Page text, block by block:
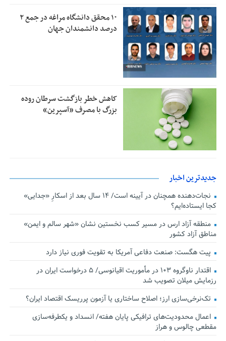
۱۰ محقق دانشگاه مراغه در جمع ۲
درصد دانشمندان جهان
کاهش خطر بازگشت سرطان روده
بزرگ با مصرف «آسپرین»
جدیدترین اخبار
نجات‌دهنده‌ همچنان در آیینه است/ ۱۴ سال بعد از اسکارِ «جدایی»
کجا ایستاده‌ایم؟
منطقه آزاد ارس در مسیر کسب نخستین نشان «شهر سالم و ایمن»
مناطق آزاد کشور
پیت هگست: صنعت دفاعی آمریکا به تقویت فوری نیاز دارد
اقتدار ناوگروه ۱۰۳ در مأموریت‌ اقیانوسی/ ۵ درخواست ایران در
رزمایش میلان تصویب شد
تک‌نرخی‌سازی ارز؛ اصلاح ساختاری یا آزمون پرریسک اقتصاد ایران؟
اعمال محدودیت‌های ترافیکی پایان هفته/ انسداد و یکطرفه‌سازی
مقطعی چالوس و هراز